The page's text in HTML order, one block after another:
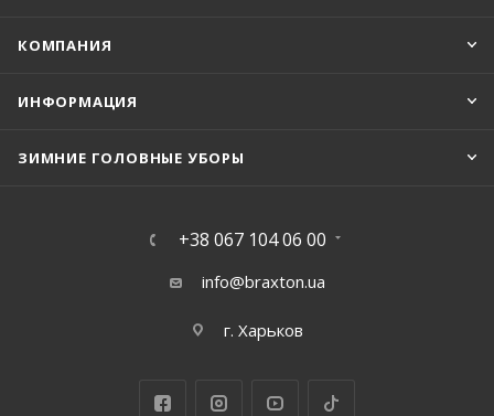
КОМПАНИЯ
ИНФОРМАЦИЯ
ЗИМНИЕ ГОЛОВНЫЕ УБОРЫ
+38 067 104 06 00
info@braxton.ua
г. Харьков